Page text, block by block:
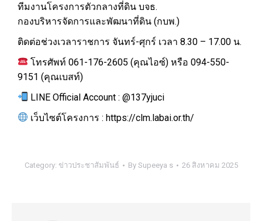
ทีมงานโครงการตัวกลางที่ดิน บจธ.
กองบริหารจัดการและพัฒนาที่ดิน (กบพ.)
ติดต่อช่วงเวลาราชการ จันทร์-ศุกร์ เวลา 8.30 – 17.00 น.
โทรศัพท์ 061-176-2605 (คุณไอซ์) หรือ 094-550-
9151 (คุณเบสท์)
LINE Official Account : @137yjuci
เว็บไซต์โครงการ : https://clm.labai.or.th/
Category: ข่าวประชาสัมพันธ์ By Supeeya s 26 สิงหาคม 2025